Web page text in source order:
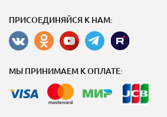
ПРИСОЕДИНЯЙСЯ К НАМ:
МЫ ПРИНИМАЕМ К ОПЛАТЕ: